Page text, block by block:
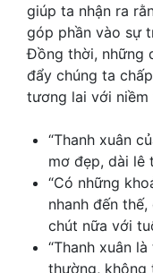
giúp ta nhận ra
góp phần vào sự
Đồng thời, những
đẩy chúng ta
tương lai với niềm
“Thanh xuân
mơ đẹp, dài lê
“Có những
nhanh đến
chút nữa với
“Thanh xuân
thường, không